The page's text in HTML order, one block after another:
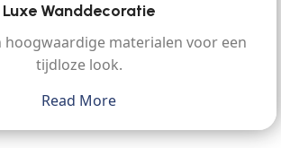
Luxe Wanddecoratie
hoogwaardige materialen voor een
tijdloze look.
Read More